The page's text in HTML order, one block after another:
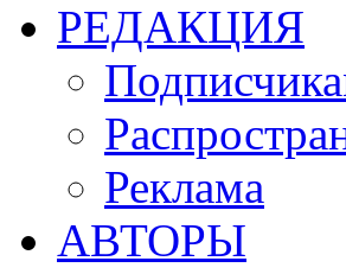
РЕДАКЦИЯ
Реклама
АВТОРЫ